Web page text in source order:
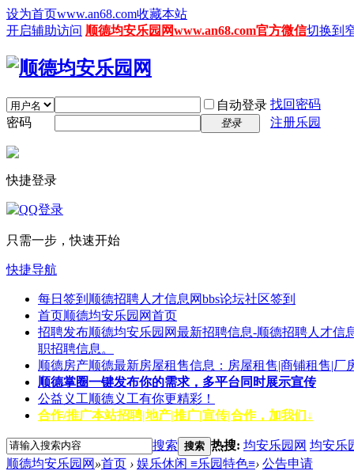
设为首页www.an68.com收藏本站
开启辅助访问 顺德均安乐园网www.an68.com官方微信切换到
自动登录 找回密码
密码
登录 注册乐园
快捷登录
只需一步，快速开始
快捷导航
每日签到 顺德招聘人才信息网bbs论坛社区签到
首页顺德均安乐园网首页
招聘发布顺德均安乐园网最新招聘信息-顺德招聘人才信
职招聘信息。
顺德房产顺德最新房屋租售信息：房屋租售|商铺租售|厂
顺德掌圈一键发布你的需求，多平台同时展示宣传
公益义工顺德义工有你更精彩！
合作/推广本站招聘|地产|推广|宣传|合作，加我们↓
搜索 搜索 热搜: 均安乐园网 均安乐
顺德均安乐园网 »首页 › 娱乐休闲 ≡乐园特色≡› 公告申请